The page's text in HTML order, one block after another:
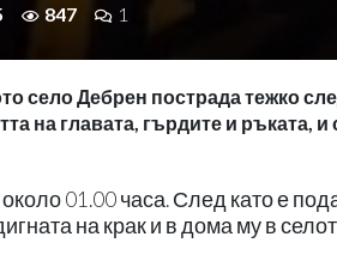
847 1
село Дебрен пострада тежко
на главата, гърдите и ръката,
01.00 часа. След като е
на крак и в дома му в